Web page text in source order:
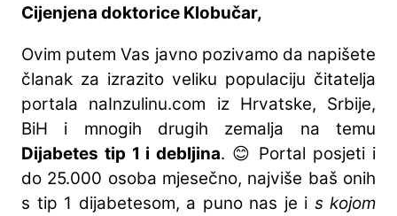
Cijenjena doktorice Klobučar,
Ovim putem Vas javno pozivamo da napišete
članak za izrazito veliku populaciju čitatelja
portala naInzulinu.com iz Hrvatske, Srbije,
BiH i mnogih drugih zemalja na temu
Dijabetes tip 1 i debljina. 😊 Portal posjeti i
do 25.000 osoba mjesečno, najviše baš onih
s tip 1 dijabetesom, a puno nas je i s kojom